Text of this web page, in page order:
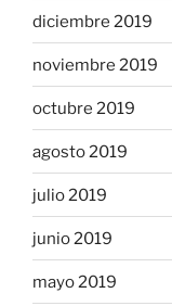
diciembre 2019
noviembre 2019
octubre 2019
agosto 2019
julio 2019
junio 2019
mayo 2019